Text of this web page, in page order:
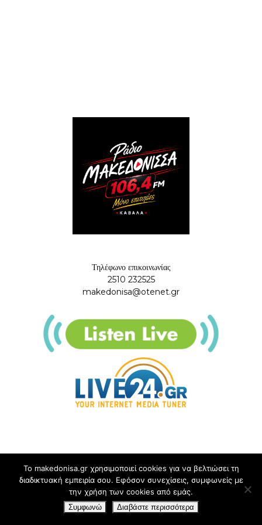
Τηλέφωνο επικοινωνίας
2510 232525
makedonisa@otenet.gr
Το makedonisa.gr χρησιμοποιεί cookies για να βελτιώσει τη
διαδικτυακή εμπειρία σου. Εφόσον συνεχίσεις, συμφωνείς με
την χρήση των cookies από εμάς.
Συμφωνώ Διαβάστε περισσότερα